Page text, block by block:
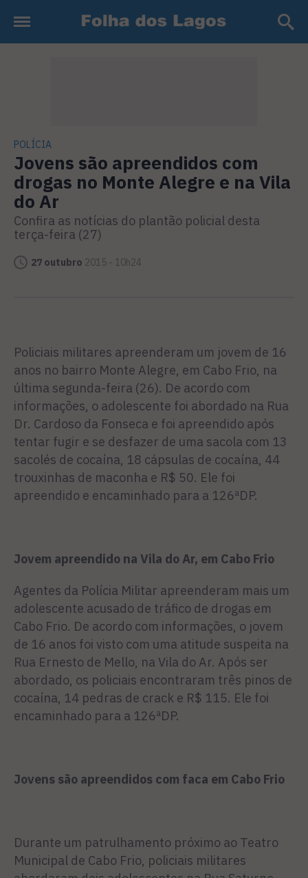
POLÍCIA
Jovens são apreendidos com
drogas no Monte Alegre e na Vila
do Ar
Confira as notícias do plantão policial desta
terça-feira (27)
27 outubro 2015 - 10h24
Policiais militares apreenderam um jovem de 16
anos no bairro Monte Alegre, em Cabo Frio, na
última segunda-feira (26). De acordo com
informações, o adolescente foi abordado na Rua
Dr. Cardoso da Fonseca e foi apreendido após
tentar fugir e se desfazer de uma sacola com 13
sacolés de cocaína, 18 cápsulas de cocaína, 44
trouxinhas de maconha e R$ 50. Ele foi
apreendido e encaminhado para a 126ªDP.
Jovem apreendido na Vila do Ar, em Cabo Frio
Agentes da Polícia Militar apreenderam mais um
adolescente acusado de tráfico de drogas em
Cabo Frio. De acordo com informações, o jovem
de 16 anos foi visto com uma atitude suspeita na
Rua Ernesto de Mello, na Vila do Ar. Após ser
abordado, os policiais encontraram três pinos de
cocaína, 14 pedras de crack e R$ 115. Ele foi
encaminhado para a 126ªDP.
Jovens são apreendidos com faca em Cabo Frio
Durante um patrulhamento próximo ao Teatro
Municipal de Cabo Frio, policiais militares